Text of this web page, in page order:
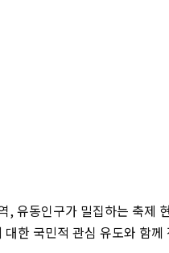
,유동인구가 밀집하는 축제
대한 국민적 관심 유도와 함께